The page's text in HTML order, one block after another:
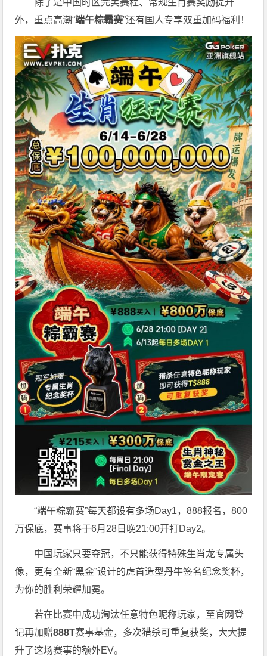
外，重点高潮“端午粽霸赛”还有国人专享双重加码福利！
“端午粽霸赛”每天都设有多场Day1，888报名，800
万保底，赛事将于6月28日晚21:00开打Day2。
中国玩家只要夺冠，不只能获得特殊生肖龙专属头
像，更有全新“黑金”设计的虎首造型丹牛签名纪念奖杯，
为你的胜利荣耀加冕。
若在比赛中成功淘汰任意特色昵称玩家，至官网登
记再加赠888T赛事基金，多次猎杀可重复获奖，大大提
升了这场赛事的额外EV。